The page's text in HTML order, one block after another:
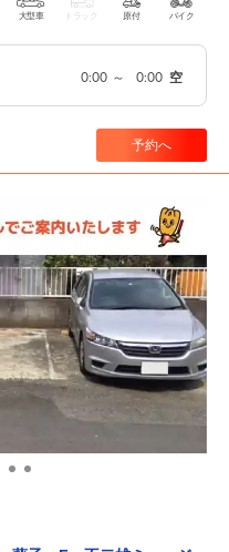
大型車 トラック 原付 バイク
0:00 ～ 0:00 空
予約へ